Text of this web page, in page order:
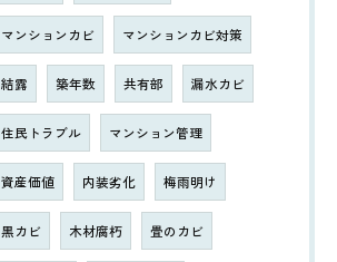
マンションカビ マンションカビ対策
結露 築年数 共有部 漏水カビ
住民トラブル マンション管理
資産価値 内装劣化 梅雨明け
黒カビ 木材腐朽 畳のカビ